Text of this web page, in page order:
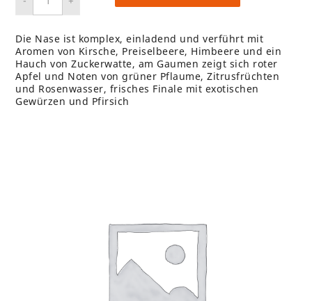
Die Nase ist komplex, einladend und verführt mit
Aromen von Kirsche, Preiselbeere, Himbeere und ein
Hauch von Zuckerwatte, am Gaumen zeigt sich roter
Apfel und Noten von grüner Pflaume, Zitrusfrüchten
und Rosenwasser, frisches Finale mit exotischen
Gewürzen und Pfirsich